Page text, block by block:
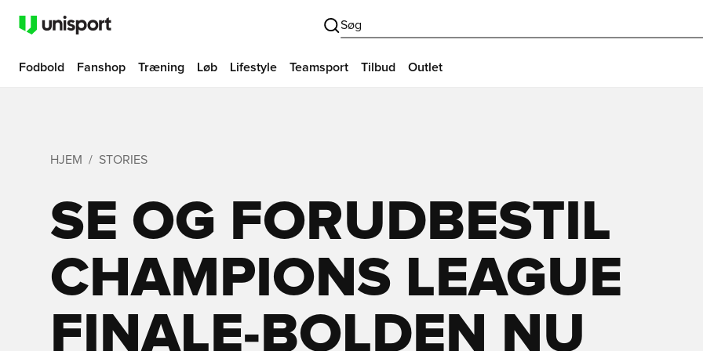
Søg
Fodbold Fanshop Træning Løb Lifestyle Teamsport Tilbud Outlet
HJEM STORIES
SE OG FORUDBESTIL
CHAMPIONS LEAGUE
FINALE-BOLDEN NU